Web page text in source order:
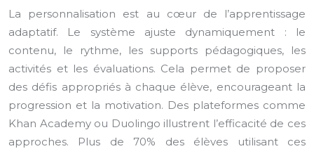
La personnalisation est au cœur de l’apprentissage
adaptatif. Le système ajuste dynamiquement : le
contenu, le rythme, les supports pédagogiques, les
activités et les évaluations. Cela permet de proposer
des défis appropriés à chaque élève, encourageant la
progression et la motivation. Des plateformes comme
Khan Academy ou Duolingo illustrent l’efficacité de ces
approches. Plus de 70% des élèves utilisant ces